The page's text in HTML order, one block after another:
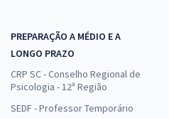
PREPARAÇÃO A MÉDIO E A
LONGO PRAZO
CRP SC - Conselho Regional de
Psicologia - 12ª Região
SEDF - Professor Temporário